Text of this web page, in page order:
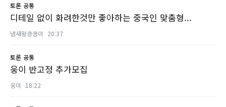
토론 공통
디테일 없이 화려한것만 좋아하는 중국인 맞춤형...
냄새왕킁킁이 20:37
토론 공통
웅이 반고정 추가모집
웅이 18:22